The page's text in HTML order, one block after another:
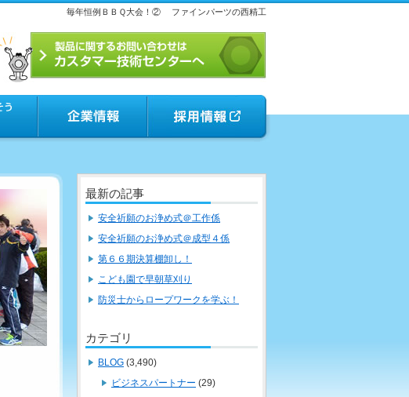
毎年恒例ＢＢＱ大会！② ファインパーツの西精工
最新の記事
安全祈願のお浄め式＠工作係
安全祈願のお浄め式＠成型４係
第６６期決算棚卸し！
こども園で早朝草刈り
防災士からロープワークを学ぶ！
カテゴリ
BLOG (3,490)
ビジネスパートナー (29)